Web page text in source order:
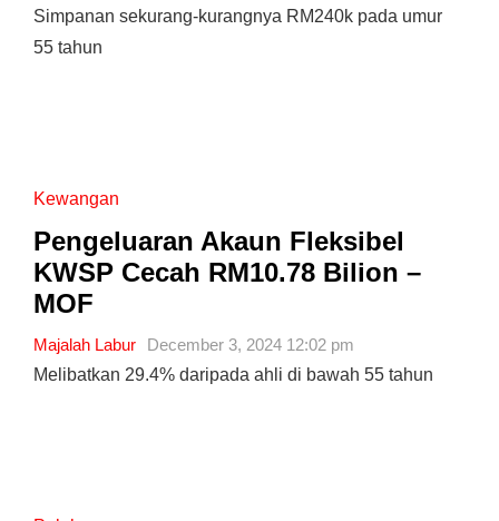
Simpanan sekurang-kurangnya RM240k pada umur
55 tahun
Kewangan
Pengeluaran Akaun Fleksibel
KWSP Cecah RM10.78 Bilion –
MOF
Majalah Labur
December 3, 2024 12:02 pm
Melibatkan 29.4% daripada ahli di bawah 55 tahun